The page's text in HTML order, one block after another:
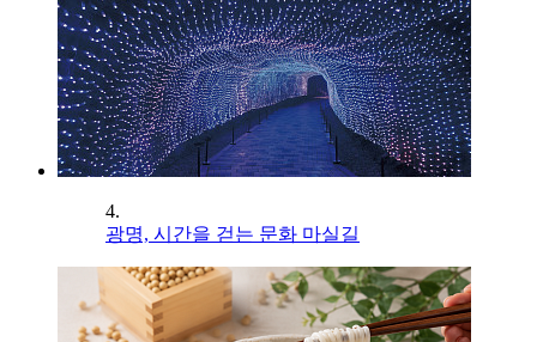
4.
광명, 시간을 걷는 문화 마실길